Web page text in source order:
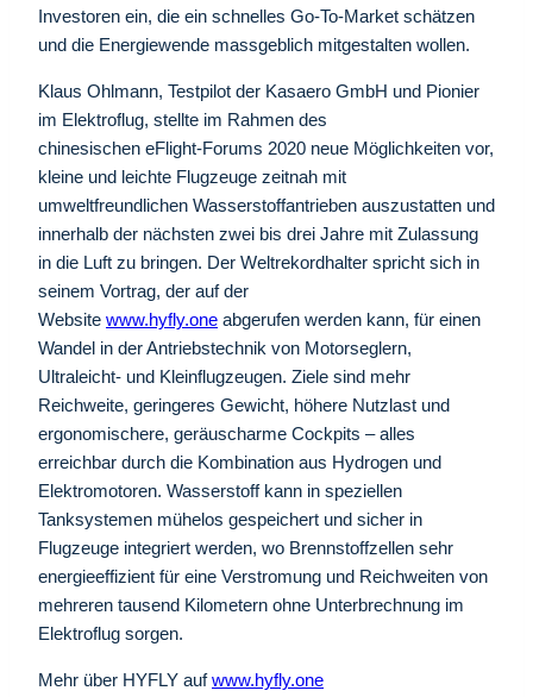
Investoren ein, die ein schnelles Go-To-Market schätzen
und die Energiewende massgeblich mitgestalten wollen.
Klaus Ohlmann, Testpilot der Kasaero GmbH und Pionier
im Elektroflug, stellte im Rahmen des
chinesischen eFlight-Forums 2020 neue Möglichkeiten vor,
kleine und leichte Flugzeuge zeitnah mit
umweltfreundlichen Wasserstoffantrieben auszustatten und
innerhalb der nächsten zwei bis drei Jahre mit Zulassung
in die Luft zu bringen. Der Weltrekordhalter spricht sich in
seinem Vortrag, der auf der
Website www.hyfly.one abgerufen werden kann, für einen
Wandel in der Antriebstechnik von Motorseglern,
Ultraleicht- und Kleinflugzeugen. Ziele sind mehr
Reichweite, geringeres Gewicht, höhere Nutzlast und
ergonomischere, geräuscharme Cockpits – alles
erreichbar durch die Kombination aus Hydrogen und
Elektromotoren. Wasserstoff kann in speziellen
Tanksystemen mühelos gespeichert und sicher in
Flugzeuge integriert werden, wo Brennstoffzellen sehr
energieeffizient für eine Verstromung und Reichweiten von
mehreren tausend Kilometern ohne Unterbrechnung im
Elektroflug sorgen.
Mehr über HYFLY aufwww.hyfly.one